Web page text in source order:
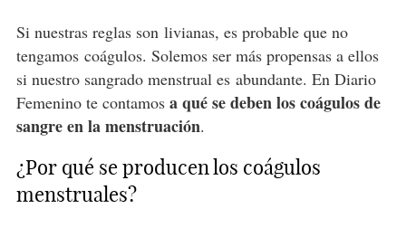
Si nuestras reglas son livianas, es probable que no
tengamos coágulos. Solemos ser más propensas a ellos
si nuestro sangrado menstrual es abundante. En Diario
Femenino te contamos a qué se deben los coágulos de
sangre en la menstruación.
¿Por qué se producen los coágulos
menstruales?